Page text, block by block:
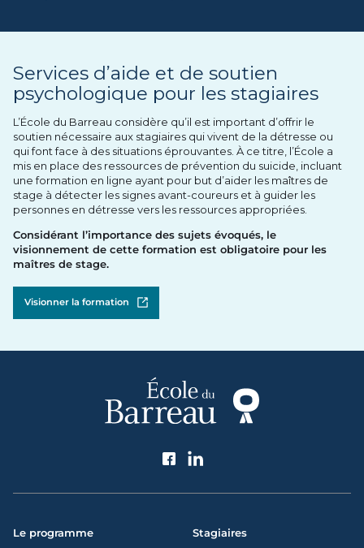
Services d’aide et de soutien
psychologique pour les stagiaires
L’École du Barreau considère qu’il est important d’offrir le
soutien nécessaire aux stagiaires qui vivent de la détresse ou
qui font face à des situations éprouvantes. À ce titre, l’École a
mis en place des ressources de prévention du suicide, incluant
une formation en ligne ayant pour but d’aider les maîtres de
stage à détecter les signes avant-coureurs et à guider les
personnes en détresse vers les ressources appropriées.
Considérant l’importance des sujets évoqués, le
visionnement de cette formation est obligatoire pour les
maîtres de stage.
Visionner la formation Ouvrir dans un nouvel onglet
Suivez l'École du Barreau
Le programme Stagiaires